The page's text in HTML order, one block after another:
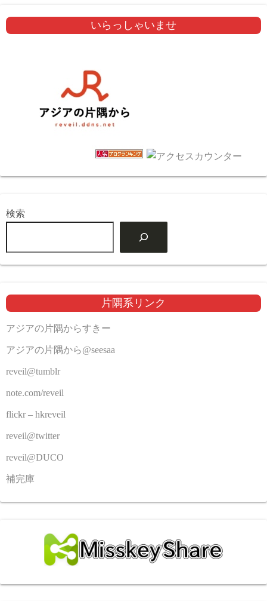
いらっしゃいませ
検索
片隅系リンク
アジアの片隅からすきー
アジアの片隅から@seesaa
reveil@tumblr
note.com/reveil
flickr – hkreveil
reveil@twitter
reveil@DUCO
補完庫